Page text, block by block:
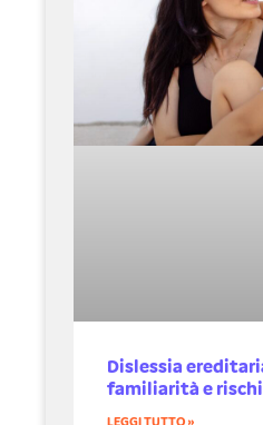
Dislessia
familiarità e